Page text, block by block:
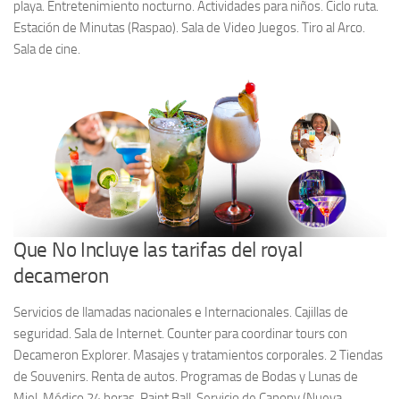
playa. Entretenimiento nocturno. Actividades para niños. Ciclo ruta.
Estación de Minutas (Raspao). Sala de Video Juegos. Tiro al Arco.
Sala de cine.
Que No Incluye las tarifas del royal
decameron
Servicios de llamadas nacionales e Internacionales. Cajillas de
seguridad. Sala de Internet. Counter para coordinar tours con
Decameron Explorer. Masajes y tratamientos corporales. 2 Tiendas
de Souvenirs. Renta de autos. Programas de Bodas y Lunas de